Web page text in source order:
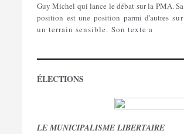
Guy Michel qui lance le débat sur la PMA. Sa
position est une position parmi d'autres sur
un terrain sensible. Son texte a
ÉLECTIONS
LE MUNICIPALISME LIBERTAIRE